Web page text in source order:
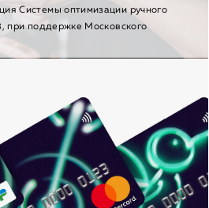
Системы оптимизации ручного
при поддержке Московского